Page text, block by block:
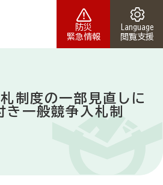
防災
緊急情報
Language
閲覧支援
制度の一部見直しに
き一般競争入札制